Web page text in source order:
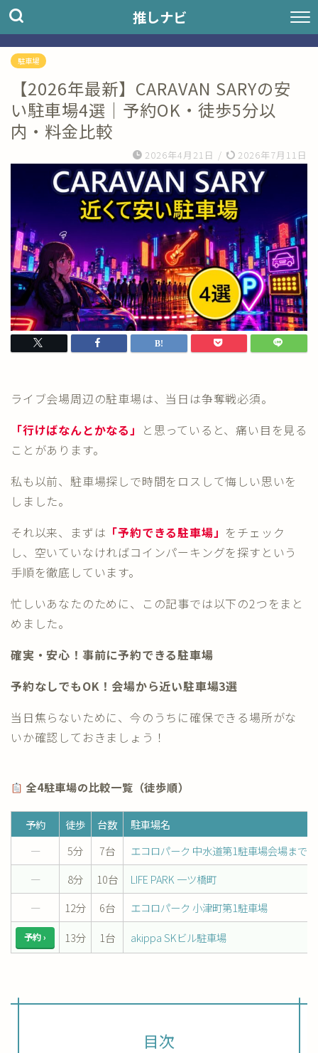
推しナビ
駐車場
【2026年最新】CARAVAN SARYの安
い駐車場4選｜予約OK・徒歩5分以
内・料金比較
2026年4月21日 / 2026年7月11日
ライブ会場周辺の駐車場は、当日は争奪戦必須。
「行けばなんとかなる」 と思っていると、痛い目を見る
ことがあります。
私も以前、駐車場探しで時間をロスして悔しい思いを
しました。
それ以来、まずは 「予約できる駐車場」 をチェック
し、空いていなければコインパーキングを探すという
手順を徹底しています。
忙しいあなたのために、この記事では以下の2つをまと
めました。
確実・安心！事前に予約できる駐車場
予約なしでもOK！会場から近い駐車場3選
当日焦らないために、今のうちに確保できる場所がな
いか確認しておきましょう！
全4駐車場の比較一覧（徒歩順）
予約 徒歩 台数
駐車場名
―
5分 7台
エコロパーク 中水道第1駐車場会場まで
―
8分 10台
LIFE PARK 一ツ橋町
―
12分 6台 エコロパーク 小津町第1駐車場
予約 › 13分 1台 akippa SKビル駐車場
目次